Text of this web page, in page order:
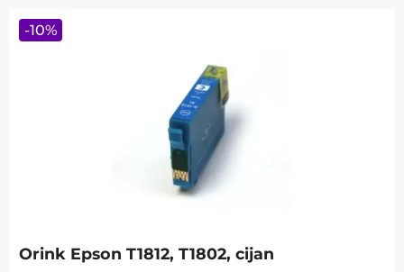
Orink Epson T1812, T1802, cijan
-10%